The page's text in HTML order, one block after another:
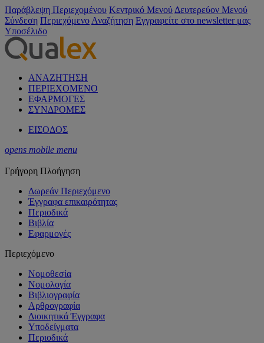
Παράβλεψη Περιεχομένου Κεντρικό Μενού Δευτερεύον Μενού
Σύνδεση Περιεχόμενο Αναζήτηση Εγγραφείτε στο newsletter μας
Υποσέλιδο
ΑΝΑΖΗΤΗΣΗ
ΠΕΡΙΕΧΟΜΕΝΟ
ΕΦΑΡΜΟΓΕΣ
ΣΥΝΔΡΟΜΕΣ
ΕΙΣΟΔΟΣ
opens mobile menu
Γρήγορη Πλοήγηση
Δωρεάν Περιεχόμενο
Έγγραφα επικαιρότητας
Περιοδικά
Βιβλία
Εφαρμογές
Περιεχόμενο
Νομοθεσία
Νομολογία
Βιβλιογραφία
Αρθρογραφία
Διοικητικά Έγγραφα
Υποδείγματα
Περιοδικά